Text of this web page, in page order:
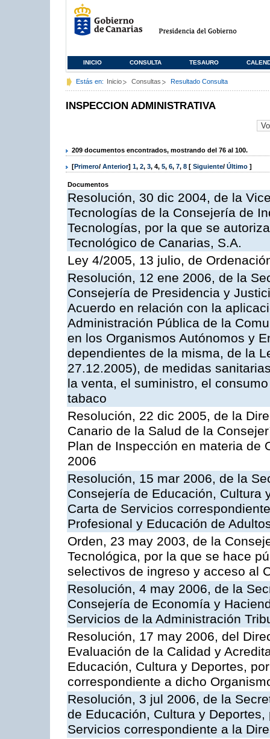
INICIO CONSULTA TESAURO
Estás en: Inicio Consultas Resultado Consulta
INSPECCION ADMINISTRATIVA
209 documentos encontrados, mostrando del 76 al 100.
[Primero/ Anterior] 1, 2, 3, 4, 5, 6, 7, 8 [ Siguiente/ Último ]
Documentos
Resolución, 30 dic 2004, de la
Tecnologías de la Consejería de
Tecnologías, por la que se
Tecnológico de Canarias, S.A.
Ley 4/2005, 13 julio, de
Resolución, 12 ene 2006, de la
Consejería de Presidencia y
Acuerdo en relación con la
Administración Pública de la
en los Organismos Autónomos y
dependientes de la misma, de la
27.12.2005), de medidas
la venta, el suministro, el
tabaco
Resolución, 22 dic 2005, de la
Canario de la Salud de la
Plan de Inspección en materia de
2006
Resolución, 15 mar 2006, de la
Consejería de Educación, Cultura
Carta de Servicios
Profesional y Educación de
Orden, 23 may 2003, de la
Tecnológica, por la que se hace
selectivos de ingreso y acceso al
Resolución, 4 may 2006, de la
Consejería de Economía y
Servicios de la Administración
Resolución, 17 may 2006, del
Evaluación de la Calidad y
Educación, Cultura y Deportes,
correspondiente a dicho
Resolución, 3 jul 2006, de la
de Educación, Cultura y
Servicios correspondiente a la